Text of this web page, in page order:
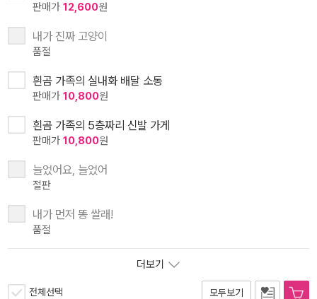
판매가 12,600원
내가 진짜 고양이
품절
흰곰 가족의 실내화 배달 소동
판매가 10,800원
흰곰 가족의 5층짜리 신발 가게
판매가 10,800원
늘었어요, 늘었어
절판
내가 먼저 똥 쌀래!
품절
더보기
전체선택 모두보기